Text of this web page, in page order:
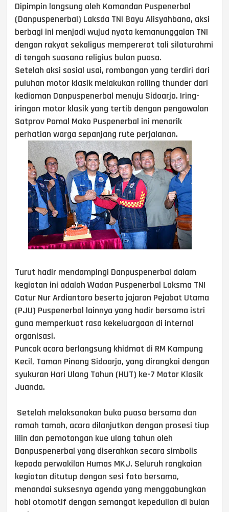
Dipimpin langsung oleh Komandan Puspenerbal
(Danpuspenerbal) Laksda TNI Bayu Alisyahbana, aksi
berbagi ini menjadi wujud nyata kemanunggalan TNI
dengan rakyat sekaligus mempererat tali silaturahmi
di tengah suasana religius bulan puasa.
Setelah aksi sosial usai, rombongan yang terdiri dari
puluhan motor klasik melakukan rolling thunder dari
kediaman Danpuspenerbal menuju Sidoarjo. Iring-
iringan motor klasik yang tertib dengan pengawalan
Satprov Pomal Mako Puspenerbal ini menarik
perhatian warga sepanjang rute perjalanan.
Turut hadir mendampingi Danpuspenerbal dalam
kegiatan ini adalah Wadan Puspenerbal Laksma TNI
Catur Nur Ardiantoro beserta jajaran Pejabat Utama
(PJU) Puspenerbal lainnya yang hadir bersama istri
guna memperkuat rasa kekeluargaan di internal
organisasi.
Puncak acara berlangsung khidmat di RM Kampung
Kecil, Taman Pinang Sidoarjo, yang dirangkai dengan
syukuran Hari Ulang Tahun (HUT) ke-7 Motor Klasik
Juanda.
Setelah melaksanakan buka puasa bersama dan
ramah tamah, acara dilanjutkan dengan prosesi tiup
lilin dan pemotongan kue ulang tahun oleh
Danpuspenerbal yang diserahkan secara simbolis
kepada perwakilan Humas MKJ. Seluruh rangkaian
kegiatan ditutup dengan sesi foto bersama,
menandai suksesnya agenda yang menggabungkan
hobi otomotif dengan semangat kepedulian di bulan